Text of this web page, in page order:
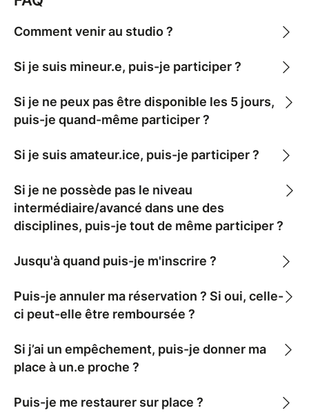
parcours artistiques sont au cœur du projet de la
privilégié de partage et de transmission entre les
artistes invités
Le workshop s’adresse aux danseur.ses amateur.ices
(niveau avancé) ou en voie de professionalisation
et requiert un très bon niveau de danse. Le nombre
de places est limité pour permettre un confort de
travail.
MOYENS ET MÉTHODES PÉDAGOGIQUES
La formation se déroule en studio. Elle permet une
pratique collective de recherche, d’improvisation et
PLANNING
Lundi 24.08 : 9h30 - 13h et 14h à 17h30 - Mehdi
Comment venir au studio ?
Si je suis mineur.e, puis-je participer ?
Si je ne peux pas être disponible les 5 jours,
puis-je quand-même participer ?
Si je suis amateur.ice, puis-je participer ?
Si je ne possède pas le niveau
intermédiaire/avancé dans une des
disciplines, puis-je tout de même participer ?
Jusqu'à quand puis-je m'inscrire ?
Puis-je annuler ma réservation ? Si oui, celle-
ci peut-elle être remboursée ?
Si j’ai un empêchement, puis-je donner ma
place à un.e proche ?
Puis-je me restaurer sur place ?